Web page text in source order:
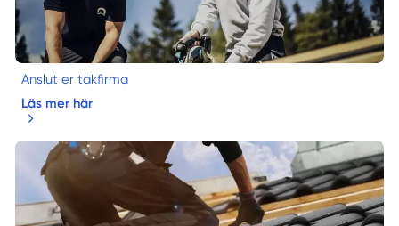
Anslut er takfirma
Läs mer här